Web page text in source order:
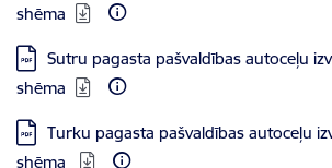
shēma
Lejupielādēt:
Sutru pagasta pašvaldības autoceļu
shēma
Lejupielādēt:
Turku pagasta pašvaldības autoceļu
shēma